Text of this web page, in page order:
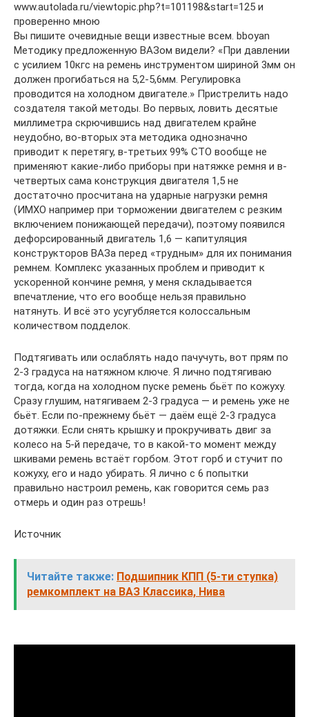
www.autolada.ru/viewtopic.php?t=101198&start=125 и
проверенно мною
Вы пишите очевидные вещи известные всем. bboyan
Методику предложенную ВАЗом видели? «При давлении
с усилием 10кгс на ремень инструментом шириной 3мм он
должен прогибаться на 5,2-5,6мм. Регулировка
проводится на холодном двигателе.» Пристрелить надо
создателя такой методы. Во первых, ловить десятые
миллиметра скрючившись над двигателем крайне
неудобно, во-вторых эта методика однозначно
приводит к перетягу, в-третьих 99% СТО вообще не
применяют какие-либо приборы при натяжке ремня и в-
четвертых сама конструкция двигателя 1,5 не
достаточно просчитана на ударные нагрузки ремня
(ИМХО например при торможении двигателем с резким
включением понижающей передачи), поэтому появился
дефорсированный двигатель 1,6 — капитуляция
конструкторов ВАЗа перед «трудным» для их понимания
ремнем. Комплекс указанных проблем и приводит к
ускоренной кончине ремня, у меня складывается
впечатление, что его вообще нельзя правильно
натянуть. И всё это усугубляется колоссальным
количеством подделок.
Подтягивать или ослаблять надо пачучуть, вот прям по
2-3 градуса на натяжном ключе. Я лично подтягиваю
тогда, когда на холодном пуске ремень бьёт по кожуху.
Сразу глушим, натягиваем 2-3 градуса — и ремень уже не
бьёт. Если по-прежнему бьёт — даём ещё 2-3 градуса
дотяжки. Если снять крышку и прокручивать двиг за
колесо на 5-й передаче, то в какой-то момент между
шкивами ремень встаёт горбом. Этот горб и стучит по
кожуху, его и надо убирать. Я лично с 6 попытки
правильно настроил ремень, как говорится семь раз
отмерь и один раз отрешь!
Источник
Читайте также: Подшипник КПП (5-ти ступка)
ремкомплект на ВАЗ Классика, Нива